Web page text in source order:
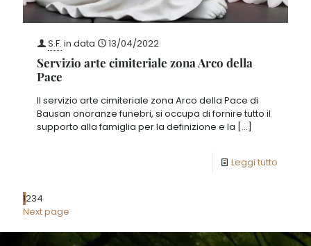
S.F. in data 13/04/2022
Servizio arte cimiteriale zona Arco della
Pace
Il servizio arte cimiteriale zona Arco della Pace di
Bausan onoranze funebri, si occupa di fornire tutto il
supporto alla famiglia per la definizione e la […]
Leggi tutto
1234
Next page